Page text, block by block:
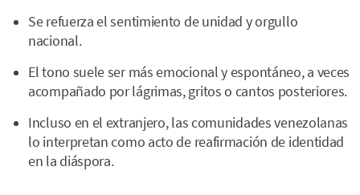
Se refuerza el sentimiento de unidad y orgullo
nacional.
El tono suele ser más emocional y espontáneo, a veces
acompañado por lágrimas, gritos o cantos posteriores.
Incluso en el extranjero, las comunidades venezolanas
lo interpretan como acto de reafirmación de identidad
en la diáspora.